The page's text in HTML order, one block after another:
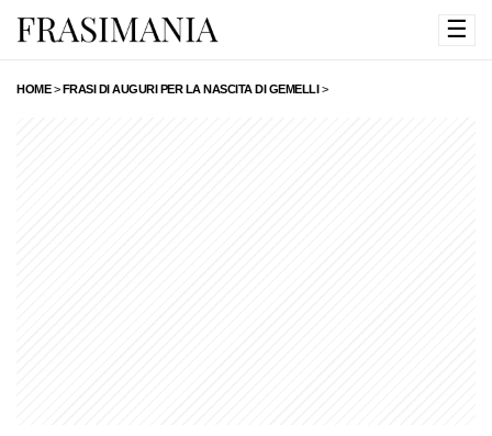
☰
HOME>FRASI DI AUGURI PER LA NASCITA DI GEMELLI>